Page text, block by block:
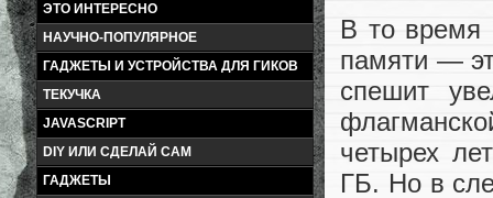
ЭТО ИНТЕРЕСНО
НАУЧНО-ПОПУЛЯРНОЕ
ГАДЖЕТЫ И УСТРОЙСТВА ДЛЯ ГИКОВ
ТЕКУЧКА
JAVASCRIPT
DIY ИЛИ СДЕЛАЙ САМ
ГАДЖЕТЫ
В то время
памяти —
спешит
четырех
ГБ. Но в